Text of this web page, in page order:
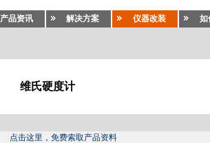
产品资讯 解决方案 仪器改装 如
维氏硬度计
点击这里，免费索取产品资料